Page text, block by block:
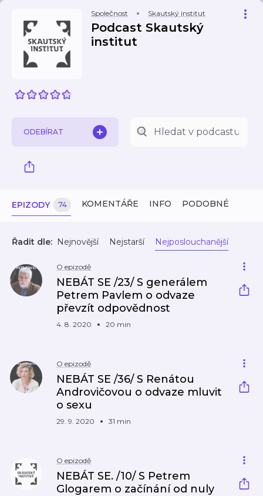
Společnost Skautský institut
Podcast Skautský
institut
ODEBÍRAT
EPIZODY 74 KOMENTÁŘE INFO PODOBNÉ
Řadit dle: Nejnovější Nejstarší Nejposlouchanější
O epizodě
NEBÁT SE /23/ S generálem
Petrem Pavlem o odvaze
převzít odpovědnost
4. 8. 2020 20 min
O epizodě
NEBÁT SE /36/ S Renátou
Androvičovou o odvaze mluvit
o sexu
29. 9. 2020 31 min
O epizodě
NEBÁT SE. /10/ S Petrem
Glogarem o začínání od nuly